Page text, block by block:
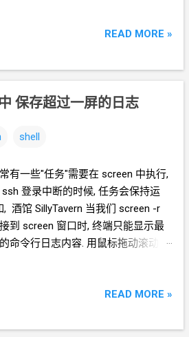
认打开日志记录 $STY 意思是 screen
开新窗口, 都会自动记录日志文件.
后记 这个方案的好处是, 在
的. 但是, 如果以纯文本的方式打开, 就
st.log 如果你有更好的方案, 欢迎在评
.
READ MORE »
保存超过一屏的日志
shell
有一些"任务"需要在 screen 中执行,
ssh 登录中断的时候, 任务会保持运
, 酒馆 SillyTavern 当我们 screen -r
到 screen 窗口时, 终端只能显示最
命令行日志内容. 用鼠标拖动滚动条
容. 我们可以这样保存日志. 1. 进入复
键 上方向键 下方向键 移动光标 3.
READ MORE »